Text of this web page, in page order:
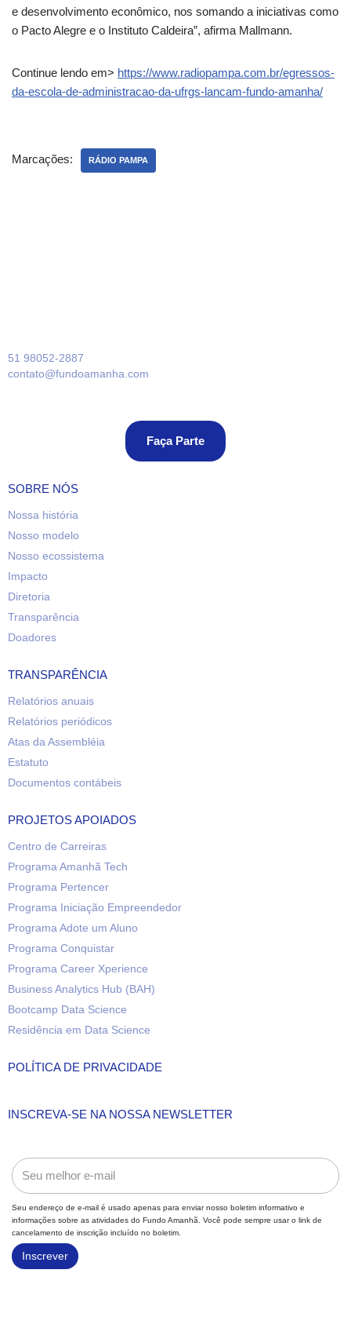
e desenvolvimento econômico, nos somando a iniciativas como
o Pacto Alegre e o Instituto Caldeira”, afirma Mallmann.
Continue lendo em> https://www.radiopampa.com.br/egressos-
da-escola-de-administracao-da-ufrgs-lancam-fundo-amanha/
Marcações: RÁDIO PAMPA
51 98052-2887
contato@fundoamanha.com
Faça Parte
SOBRE NÓS
Nossa história
Nosso modelo
Nosso ecossistema
Impacto
Diretoria
Transparência
Doadores
TRANSPARÊNCIA
Relatórios anuais
Relatórios periódicos
Atas da Assembléia
Estatuto
Documentos contábeis
PROJETOS APOIADOS
Centro de Carreiras
Programa Amanhã Tech
Programa Pertencer
Programa Iniciação Empreendedor
Programa Adote um Aluno
Programa Conquistar
Programa Career Xperience
Business Analytics Hub (BAH)
Bootcamp Data Science
Residência em Data Science
POLÍTICA DE PRIVACIDADE
INSCREVA-SE NA NOSSA NEWSLETTER
Seu endereço de e-mail é usado apenas para enviar nosso boletim informativo e
informações sobre as atividades do Fundo Amanhã. Você pode sempre usar o link de
cancelamento de inscrição incluído no boletim.